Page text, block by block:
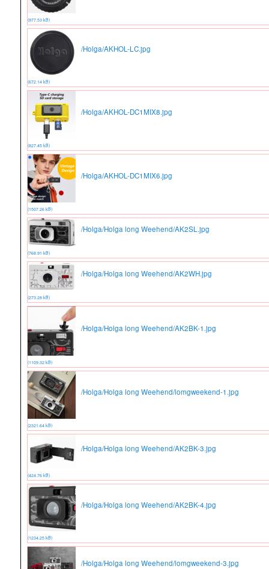
(977.53 kB)
/Holga/AKHOL-LC.jpg
(672.14 kB)
/Holga/AKHOL-DC1MIX8.jpg
(827.45 kB)
/Holga/AKHOL-DC1MIX6.jpg
(1507.26 kB)
/Holga/Holga long Weehend/AK2SL.jpg
(768.91 kB)
/Holga/Holga long Weehend/AK2WH.jpg
(273.28 kB)
/Holga/Holga long Weehend/AK2BK-1.jpg
(1109.32 kB)
/Holga/Holga long Weehend/lomgweekend-1.jpg
(2321.64 kB)
/Holga/Holga long Weehend/AK2BK-3.jpg
(424.76 kB)
/Holga/Holga long Weehend/AK2BK-4.jpg
(1234.25 kB)
/Holga/Holga long Weehend/lomgweekend-3.jpg